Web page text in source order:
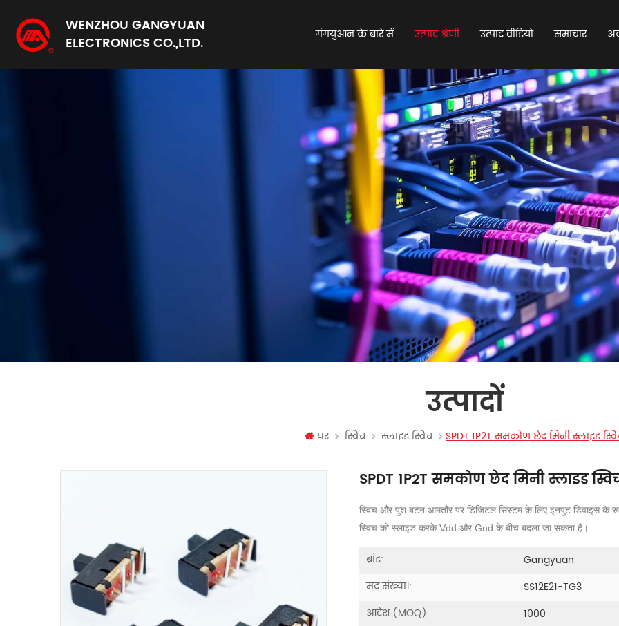
WENZHOU GANGYUAN
ELECTRONICS CO.,LTD.
गंगयुआन के बारे में उत्पाद श्रेणी उत्पाद वीडियो समाचार
उत्पादों
घर स्विच स्लाइड स्विच SPDT 1P2T समकोण छेद मिनी स्लाइड
SPDT 1P2T समकोण छेद मिनी स्लाइड
स्विच और पुश बटन आमतौर पर डिजिटल सिस्टम के लिए इनपुट डिवाइस के
स्विच को स्लाइड करके Vdd और Gnd के बीच बदला जा सकता है।
ब्रांड:
Gangyuan
मद संख्या।:
SS12E21-TG3
आदेश (MOQ):
1000